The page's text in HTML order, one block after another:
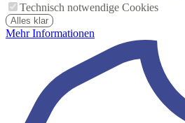
Technisch notwendige Cookies
Alles klar
Mehr Informationen